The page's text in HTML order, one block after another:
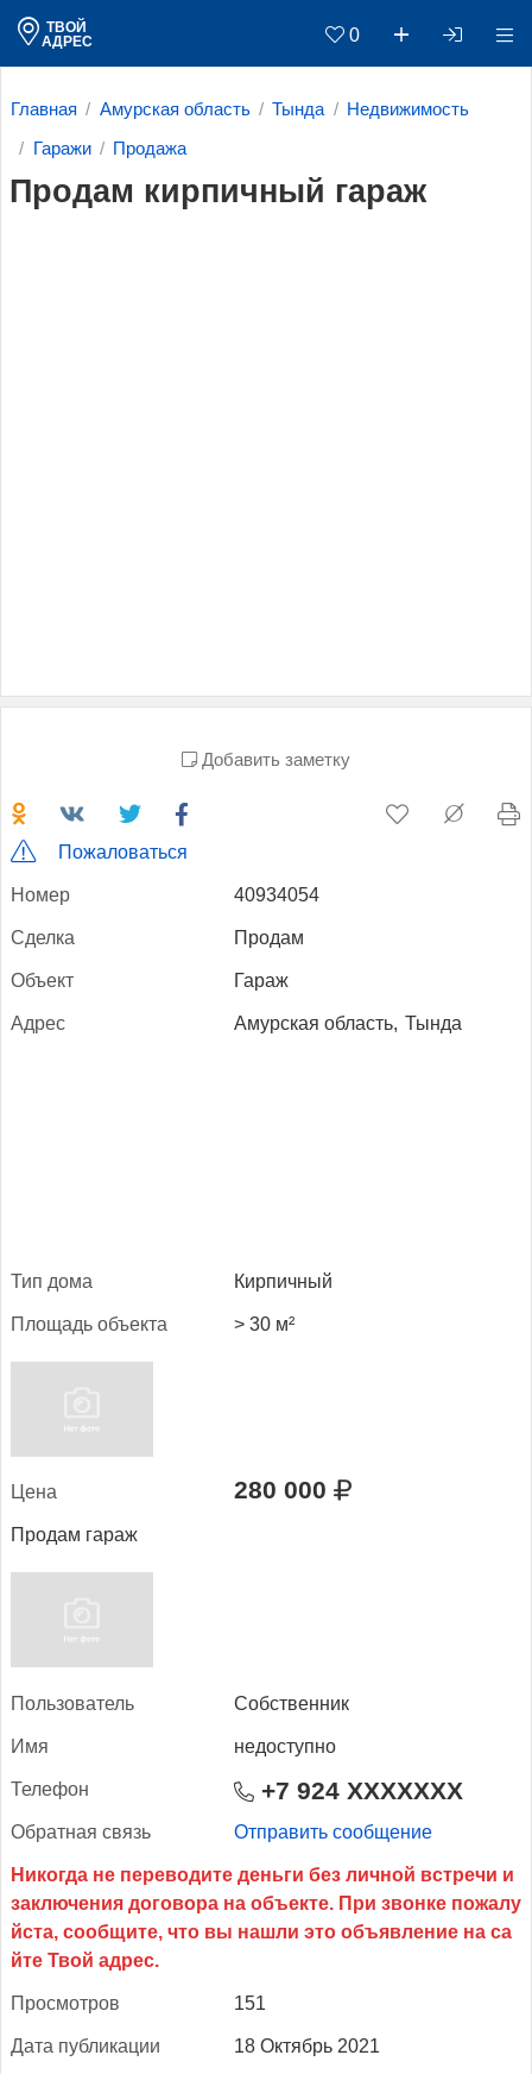
ТВОЙ
АДРЕС
0
Главная Амурская область Тында Недвижимость
Гаражи Продажа
Продам кирпичный гараж
Добавить заметку
Пожаловаться
Но­мер 40934054
Сдел­ка Продам
Объ­ект Гараж
Ад­рес Амурская область, Тында
Тип до­ма Кирпичный
Пло­щадь объ­ек­та > 30 м²
Це­на 280 000
Продам гараж
Поль­зо­ватель Собственник
Имя недоступно
Те­лефон +7 924 XXXXXXX
Об­ратная связь Отправить сообщение
Прос­мотров 151
Да­та пуб­ли­кации 18 Октябрь 2021